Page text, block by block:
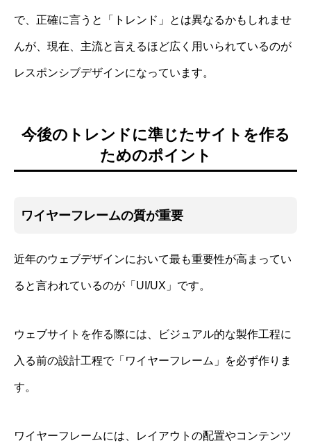
で、正確に言うと「トレンド」とは異なるかもしれませ
んが、現在、主流と言えるほど広く用いられているのが
レスポンシブデザインになっています。
今後のトレンドに準じたサイトを作る
ためのポイント
ワイヤーフレームの質が重要
近年のウェブデザインにおいて最も重要性が高まってい
ると言われているのが「UI/UX」です。
ウェブサイトを作る際には、ビジュアル的な製作工程に
入る前の設計工程で「ワイヤーフレーム」を必ず作りま
す。
ワイヤーフレームには、レイアウトの配置やコンテンツ